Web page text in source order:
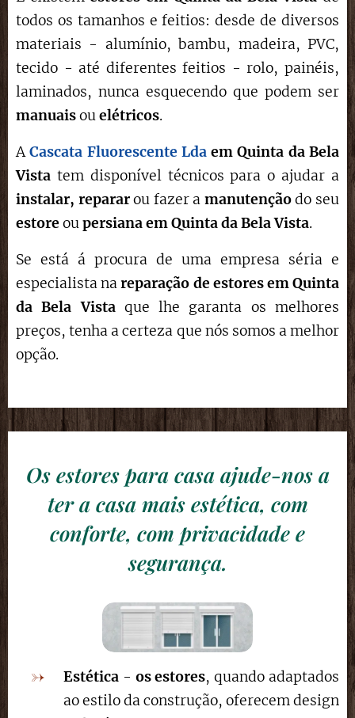
todos os tamanhos e feitios: desde de diversos
materiais - alumínio, bambu, madeira, PVC,
tecido - até diferentes feitios - rolo, painéis,
laminados, nunca esquecendo que podem ser
manuaisouelétricos.
ACascata Fluorescente Ldaem Quinta da Bela
Vista tem disponível técnicos para o ajudar a
instalar, repararou fazer a manutençãodo seu
estore oupersiana em Quinta da Bela Vista.
Se está á procura de uma empresa séria e
especialista nareparação de estoresem Quinta
da Bela Vistaque lhe garanta os melhores
preços, tenha a certeza que nós somos a melhor
opção.
Os estores para casa ajude-nos a
ter a casa mais estética, com
conforte, com privacidade e
segurança.
Estética - os estores, quando adaptados
ao estilo da construção, oferecem design